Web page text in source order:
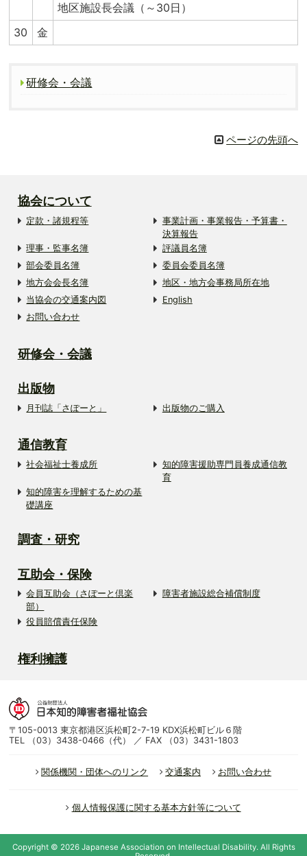
地区施設長会議（～30日）
30
金
研修会・会議
ページの先頭へ
協会について
定款・諸規程等
事業計画・事業報告・予算書・
決算報告
理事・監事名簿
評議員名簿
部会委員名簿
委員会委員名簿
地方会会長名簿
地区・地方会事務局所在地
当協会の交通案内図
English
お問い合わせ
研修会・会議
出版物
月刊誌「さぽーと」 出版物のご購入
通信教育
社会福祉士養成所
知的障害援助専門員養成通信教
育
知的障害を理解するための基
礎講座
調査・研究
互助会・保険
会員互助会（さぽーと倶楽
部）
障害者施設総合補償制度
役員賠償責任保険
権利擁護
〒105-0013 東京都港区浜松町2-7-19 KDX浜松町ビル６階
TEL （03）3438-0466（代） ／ FAX （03）3431-1803
関係機関・団体へのリンク 交通案内 お問い合わせ
個人情報保護に関する基本方針等について
Copyright © 2026 Japanese Association on Intellectual Disability.All Rights